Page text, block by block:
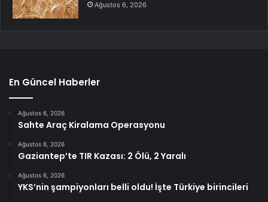
Ağustos 6, 2026
En Güncel Haberler
Ağustos 6, 2026
Sahte Araç Kiralama Operasyonu
Ağustos 6, 2026
Gaziantep’te TIR Kazası: 2 Ölü, 2 Yaralı
Ağustos 6, 2026
YKS’nin şampiyonları belli oldu! İşte Türkiye birincileri